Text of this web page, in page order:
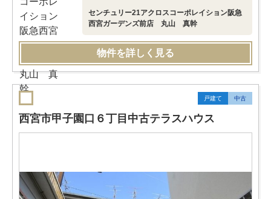
センチュリー21アクロスコーポレイション阪急
西宮ガーデンズ前店 丸山 真幹
物件を詳しく見る
戸建て 中古
西宮市甲子園口６丁目中古テラスハウス